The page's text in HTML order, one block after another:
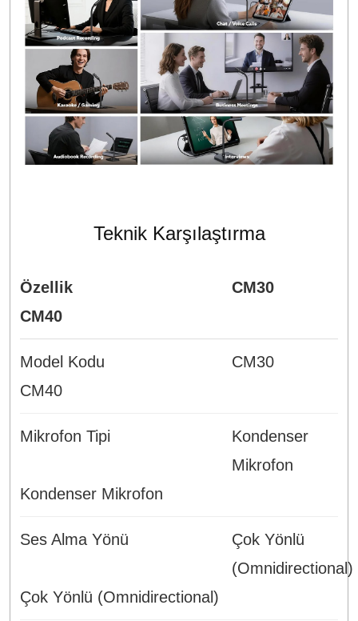
Teknik Karşılaştırma
Özellik
CM30
CM40
Model Kodu
CM30
CM40
Mikrofon Tipi
Kondenser
Mikrofon
Kondenser Mikrofon
Ses Alma Yönü
Çok Yönlü
(Omnidirectional)
Çok Yönlü (Omnidirectional)